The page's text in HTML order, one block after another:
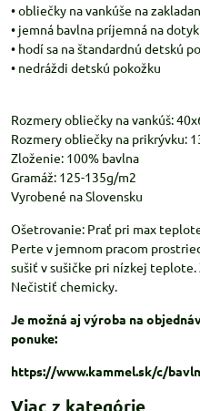
• obliečky na vankúše na
• jemná bavlna príjemná na dotyk
• hodí sa na štandardnú detskú
• nedráždi detskú pokožku
Rozmery obliečky na vankúš:
Rozmery obliečky na prikrývku:
Zloženie: 100% bavlna
Gramáž: 125-135g/m2
Vyrobené na Slovensku
Ošetrovanie: Prať pri max
Perte v jemnom pracom
sušiť v sušičke pri nízkej
Nečistiť chemicky.
Je možná aj výroba na
ponuke:
https://www.kammel.sk/c/
Viac z kategórie